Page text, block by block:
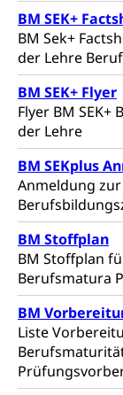
BM SEK+
BM Sek+
der Lehre
BM SEK+ Flyer
Flyer BM
der Lehre
BM SEKplus
Anmeldung
BM Stoffplan
BM Stoffplan
Berufsmatura
BM
Liste
Strafrecht,
Kriminalität
Vormund,
Jugendschutz
Kindes-
Kindes-
Umwelt und
Abfall
Boden,
Bodenschutz,
Naturschutz,